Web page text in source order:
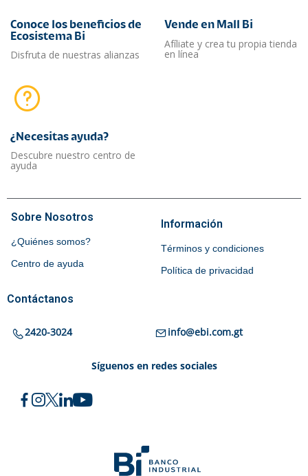
Conoce los beneficios de
Ecosistema Bi
Disfruta de nuestras alianzas
Vende en Mall Bi
Afíliate y crea tu propia tienda
en línea
¿Necesitas ayuda?​
Descubre nuestro centro de
ayuda
Sobre Nosotros
¿Quiénes somos?
Centro de ayuda
Información
Términos y condiciones
Política de privacidad
Contáctanos
2420-3024 info@ebi.com.gt
Síguenos en redes sociales